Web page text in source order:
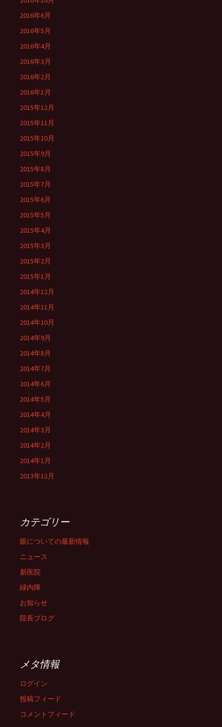
2016年6月
2016年5月
2016年4月
2016年3月
2016年2月
2016年1月
2015年12月
2015年11月
2015年10月
2015年9月
2015年8月
2015年7月
2015年6月
2015年5月
2015年4月
2015年3月
2015年2月
2015年1月
2014年12月
2014年11月
2014年10月
2014年9月
2014年8月
2014年7月
2014年6月
2014年5月
2014年4月
2014年3月
2014年2月
2014年1月
2013年12月
カテゴリー
眼についての最新情報
ニュース
新医院
緑内障
お知らせ
院長ブログ
メタ情報
ログイン
投稿フィード
コメントフィード